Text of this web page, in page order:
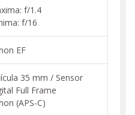
f/1.4
f/16
EF
35 mm / Sensor
Full Frame
(APS-C)